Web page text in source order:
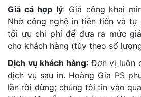
Giá cả hợp lý: Giá công khai
Nhờ công nghệ in tiên tiến và tự
tối ưu chi phí để đưa ra mức
cho khách hàng (tùy theo số
Dịch vụ khách hàng: Đơn vị luôn
dịch vụ sau in. Hoàng Gia PS
lần rồi dừng; chúng tôi tin vào